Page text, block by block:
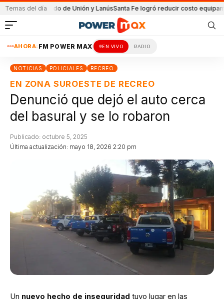
Temas del día
el partido de Unión y LanúsSanta Fe logró reducir costo equipamiento
AHORA: FM POWER MAX EN VIVO RADIO
NOTICIAS POLICIALES RECREO
EN ZONA SUROESTE DE RECREO
Denunció que dejó el auto cerca
del basural y se lo robaron
Última actualización: mayo 18, 2026 2:20 pm
Publicado: octubre 5, 2025
Un nuevo hecho de inseguridad tuvo lugar en las